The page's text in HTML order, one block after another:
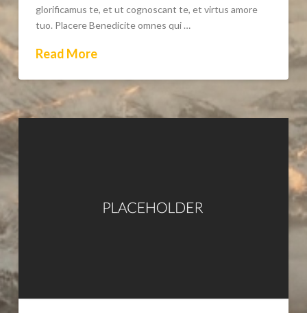
glorificamus te, et ut cognoscant te, et virtus amore
tuo. Placere Benedicite omnes qui …
Read More